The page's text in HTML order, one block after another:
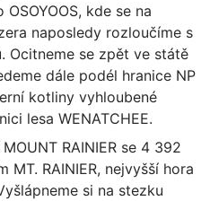
OSOYOOS, kde se na
naposledy rozloučíme s
Ocitneme se zpět ve státě
dále podél hranice NP
kotliny vyhloubené
lesa WENATCHEE.
RAINIER se 4 392
RAINIER, nejvyšší hora
si na stezku